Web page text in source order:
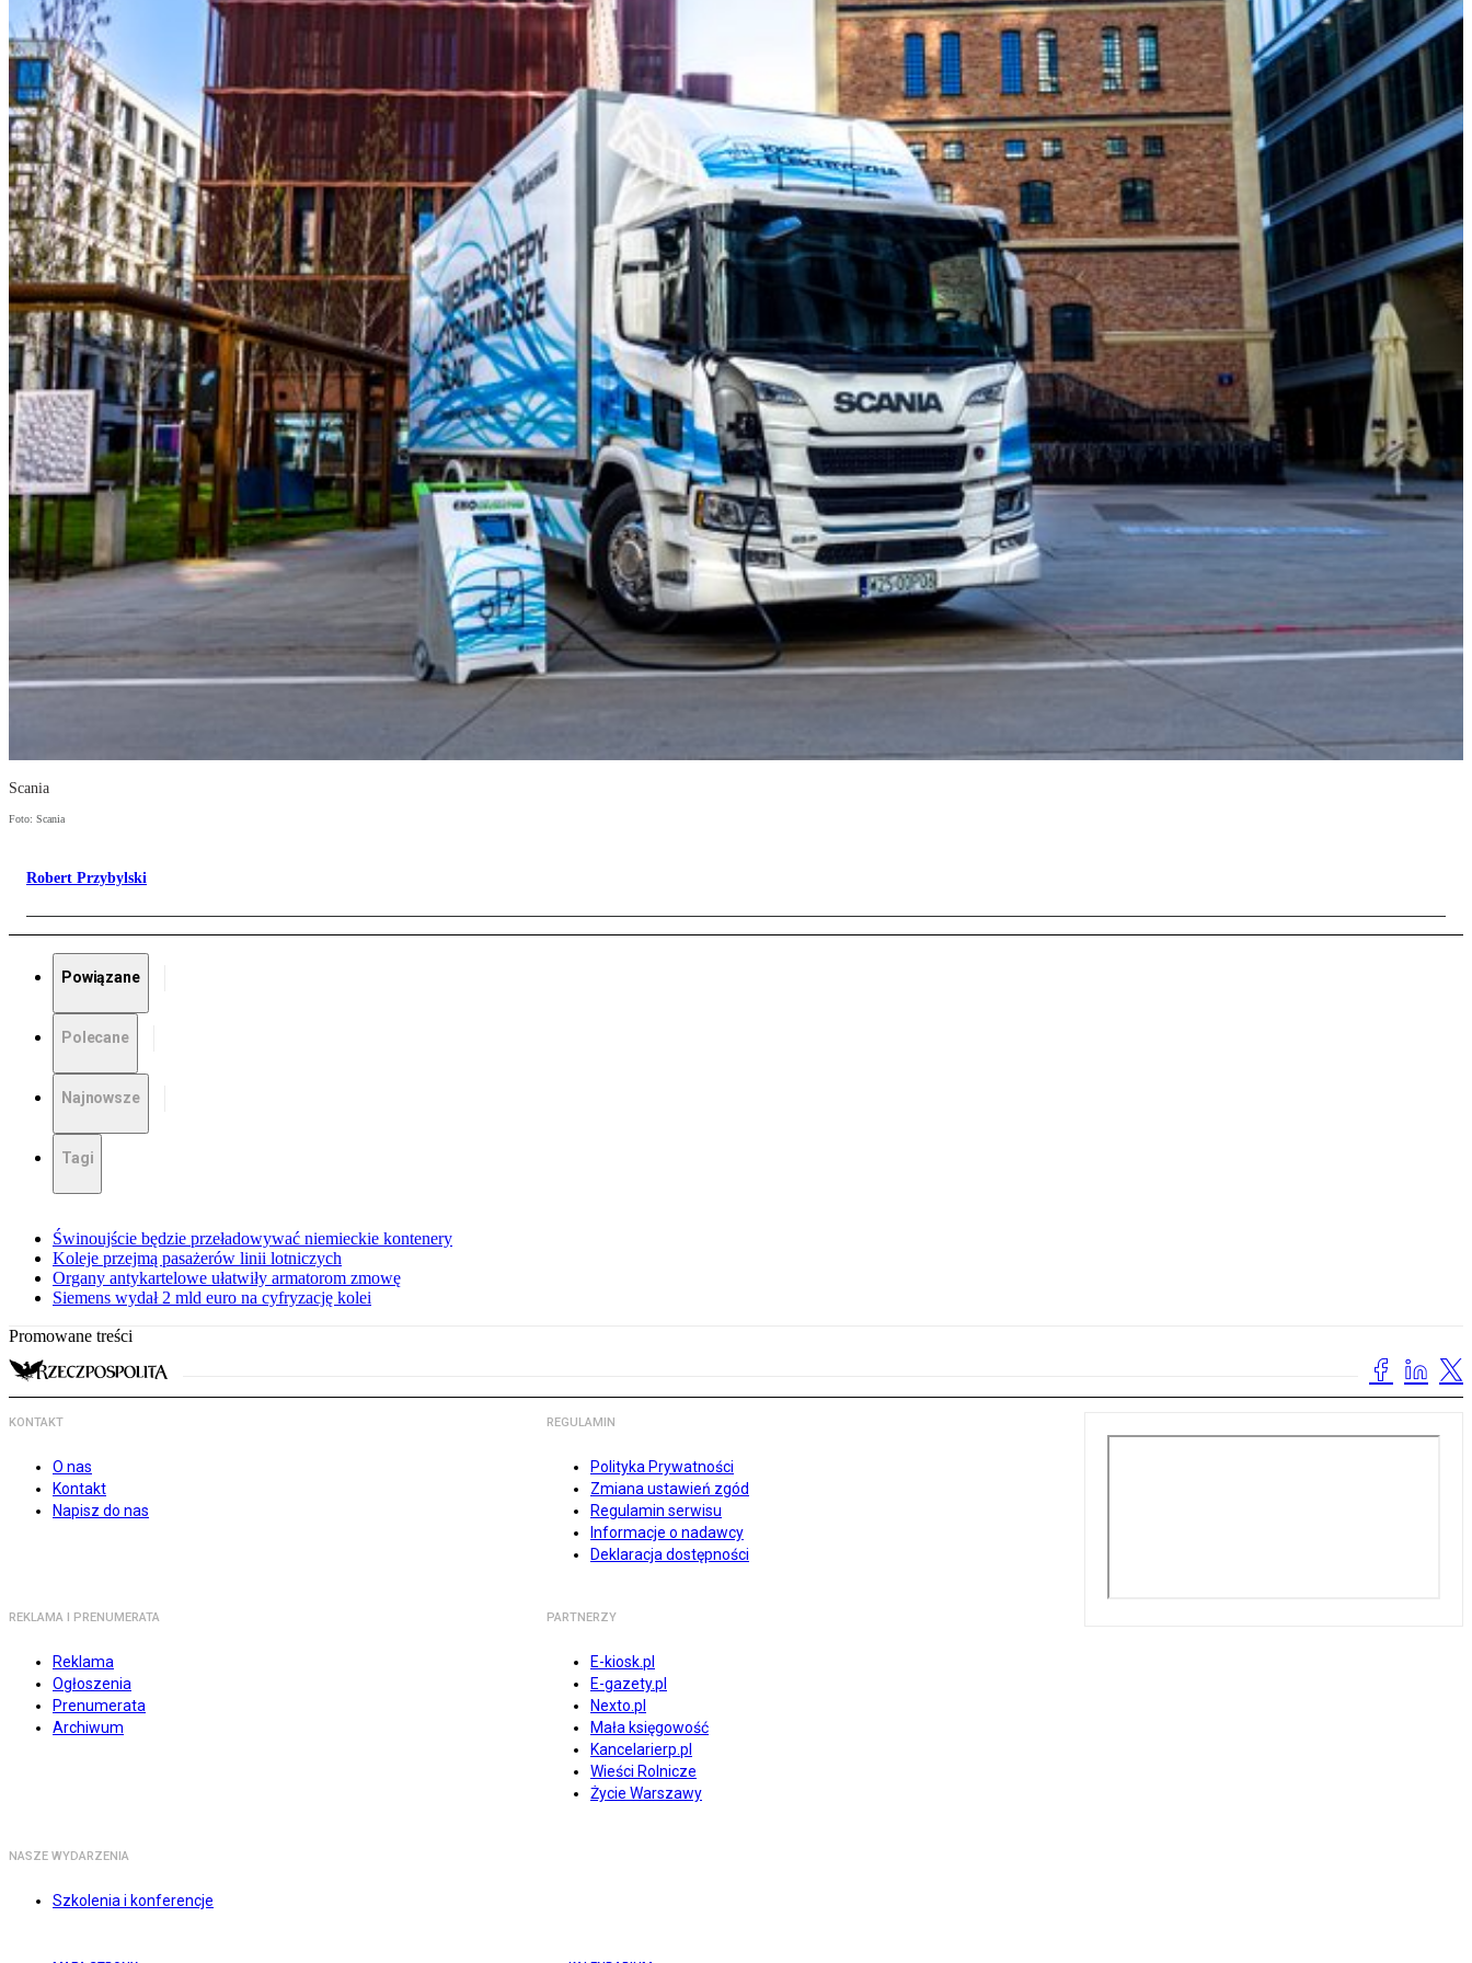
Scania
Foto: Scania
Robert Przybylski
Powiązane
Polecane
Najnowsze
Tagi
Świnoujście będzie przeładowywać niemieckie kontenery
Koleje przejmą pasażerów linii lotniczych
Organy antykartelowe ułatwiły armatorom zmowę
Siemens wydał 2 mld euro na cyfryzację kolei
Promowane treści
KONTAKT
O nas
Kontakt
Napisz do nas
REGULAMIN
Polityka Prywatności
Zmiana ustawień zgód
Regulamin serwisu
Informacje o nadawcy
Deklaracja dostępności
REKLAMA I PRENUMERATA
Reklama
Ogłoszenia
Prenumerata
Archiwum
PARTNERZY
E-kiosk.pl
E-gazety.pl
Nexto.pl
Mała księgowość
Kancelarierp.pl
Wieści Rolnicze
Życie Warszawy
NASZE WYDARZENIA
Szkolenia i konferencje